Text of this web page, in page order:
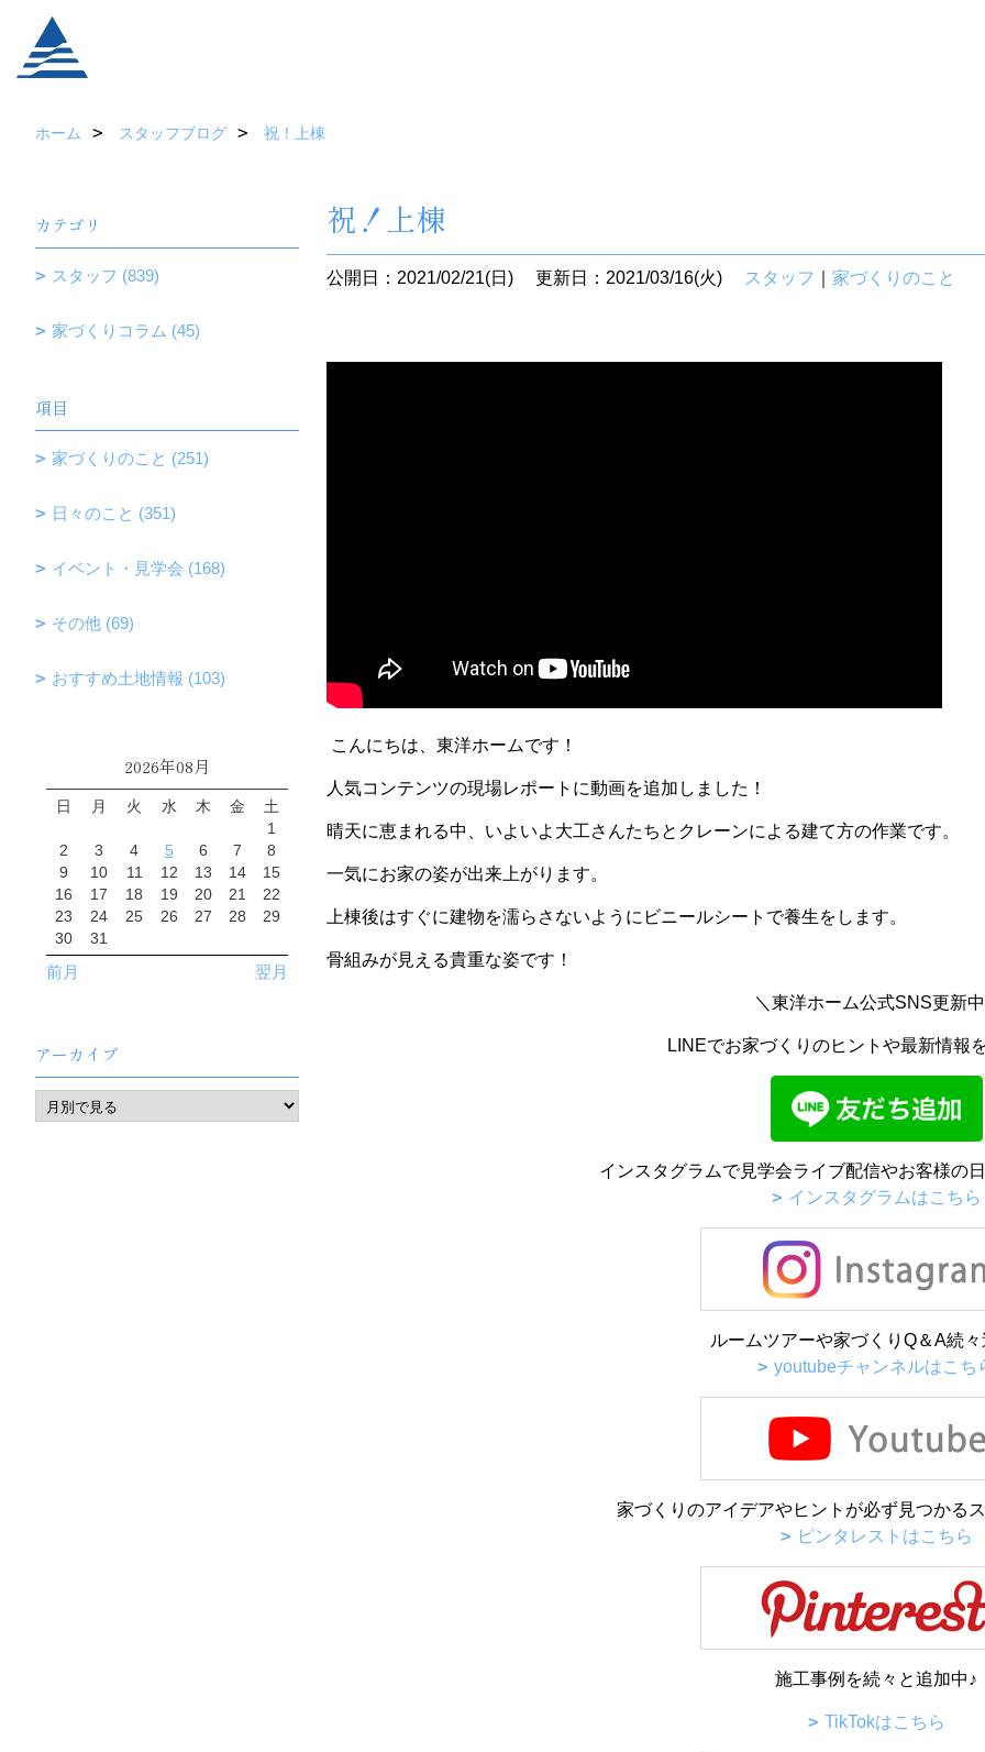
ホーム スタッフブログ 祝！上棟
祝！上棟
公開日：2021/02/21(日) 更新日：2021/03/16(火) スタッフ 家づくりのこと
こんにちは、東洋ホームです！
人気コンテンツの現場レポートに動画を追加しました！
晴天に恵まれる中、いよいよ大工さんたちとクレーンによる建て方の作業です。
一気にお家の姿が出来上がります。
上棟後はすぐに建物を濡らさないようにビニールシートで養生をします。
骨組みが見える貴重な姿です！
＼東洋ホーム公式SNS更新
LINEでお家づくりのヒントや最新情報
インスタグラムで見学会ライブ配信やお客様の
インスタグラムはこちら
ルームツアーや家づくりQ＆A続
youtubeチャンネルはこち
家づくりのアイデアやヒントが必ず見つかる
ピンタレストはこちら
施工事例を続々と追加中♪
TikTokはこちら
カテゴリ
スタッフ (839)
家づくりコラム (45)
項目
家づくりのこと (251)
日々のこと (351)
イベント・見学会 (168)
その他 (69)
おすすめ土地情報 (103)
2026年08月
日 月 火 水 木 金
土
1
2
3 4 5 6 7
8
9
10 11 12 13 14
15
16
17 18 19 20 21
22
23
24 25 26 27 28
29
30
31
前月 翌月
アーカイブ